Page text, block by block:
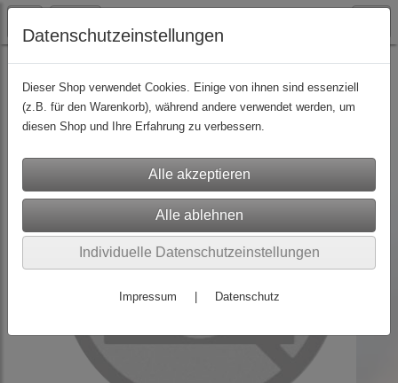
Hygiene / Desinfektion(6)
Datenschutzeinstellungen
Dieser Shop verwendet Cookies. Einige von ihnen sind essenziell
(z.B. für den Warenkorb), während andere verwendet werden, um
diesen Shop und Ihre Erfahrung zu verbessern.
Individuelle Datenschutzeinstellungen
Impressum Datenschutz